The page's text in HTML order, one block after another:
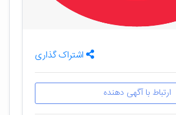
اشتراک گذاری
ارتباط با آگهی دهنده